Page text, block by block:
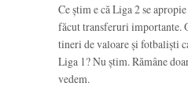
Ce știm e că Liga 2 se
făcut transferuri importante.
tineri de valoare și fotbaliști
Liga 1? Nu știm. Rămâne
vedem.